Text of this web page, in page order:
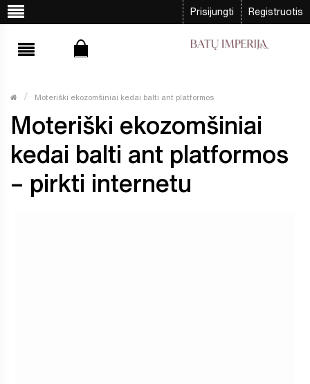
Prisijungti Registruotis
Moteriški ekozomšiniai kedai balti ant platformos
Moteriški ekozomšiniai
kedai balti ant platformos
– pirkti internetu